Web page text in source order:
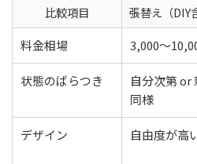
比較項目 張替え（DIY
料金相場
3,000〜
状態のばらつき
自分次第 or
同様
デザイン 自由度が高